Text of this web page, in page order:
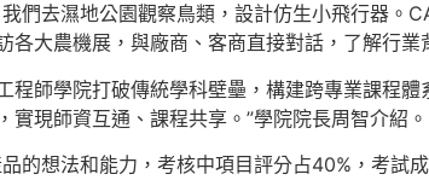
們去濕地公園觀察鳥類，設計仿生小飛行器。
各大農機展，與廠商、客商直接對話，了解行業
程師學院打破傳統學科壁壘，構建跨專業課程
實現師資互通、課程共享。”學院院長周智介紹。
的想法和能力，考核中項目評分占40%，考試